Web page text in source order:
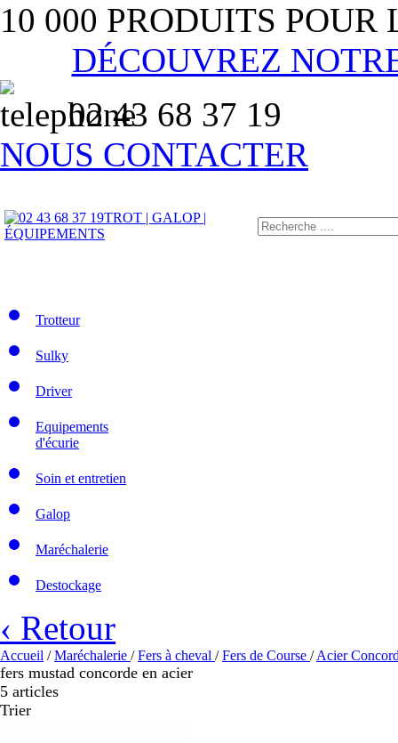
10 000 PRODUITS
DÉCOUVREZ
02 43 68 37 19
NOUS CONTACTER
TROT | GALOP |
ÉQUIPEMENTS
Trotteur
Sulky
Driver
Equipements
d'écurie
Soin et entretien
Galop
Maréchalerie
Destockage
‹ Retour
Accueil /Maréchalerie /Fers à cheval /Fers de Course /Acier
fers mustad concorde en acier
5 articles
Trier